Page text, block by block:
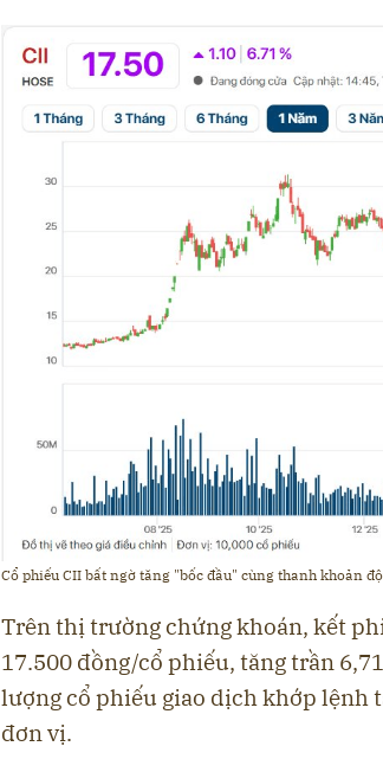
Cổ phiếu CII bất ngờ tăng "bốc đầu" cùng thanh khoản
Trên thị trường chứng khoán, kết
17.500 đồng/cổ phiếu, tăng trần
lượng cổ phiếu giao dịch khớp lệnh
đơn vị.